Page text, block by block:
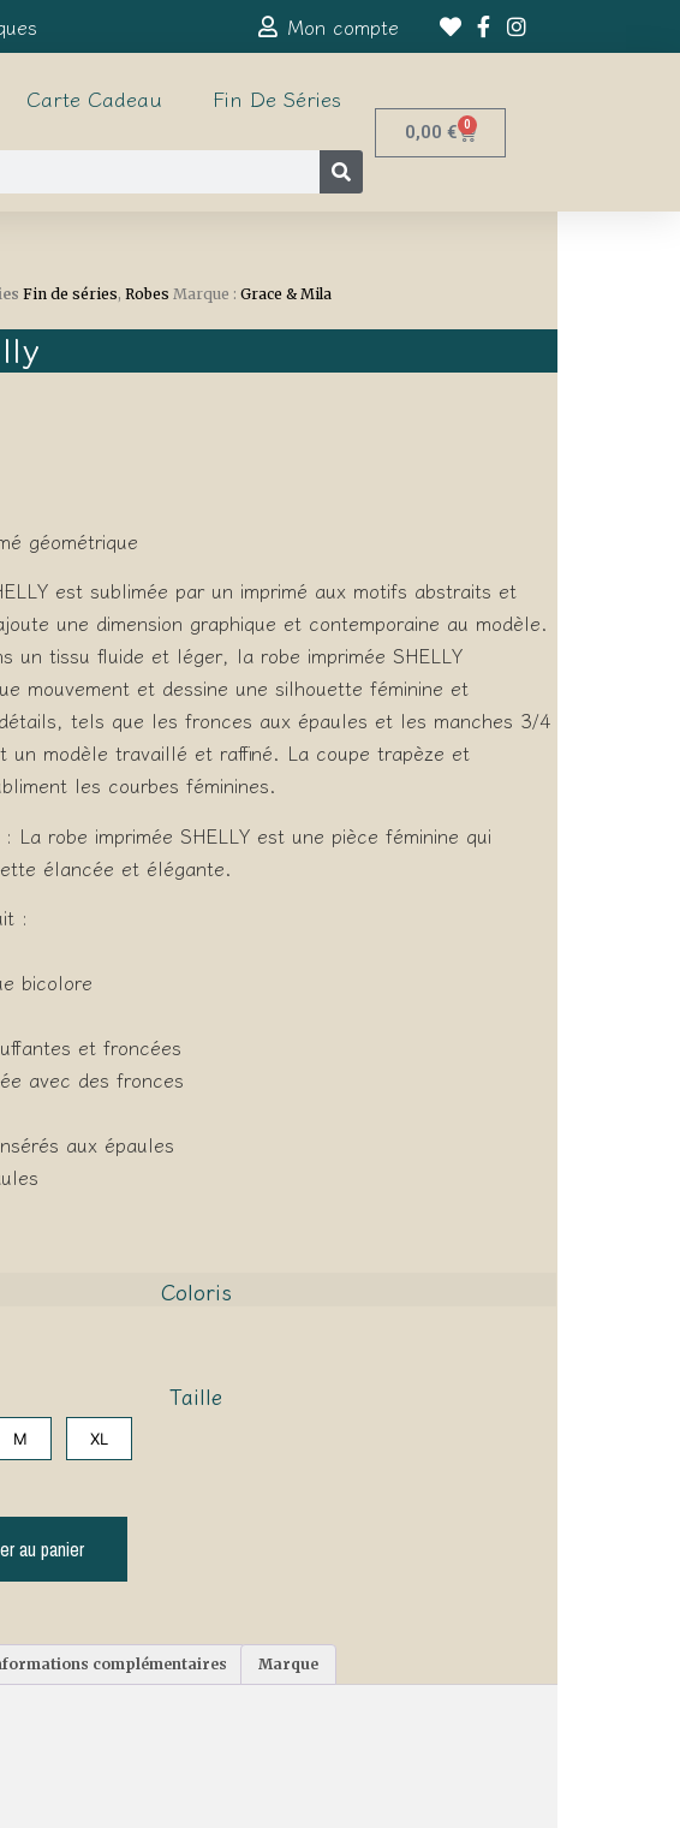
Mon compte
Carte Cadeau Fin De Séries
0,00 € 0
Fin de séries, Robes Marque : Grace & Mila
géométrique
est sublimée par un imprimé aux motifs abstraits et
une dimension graphique et contemporaine au modèle.
un tissu fluide et léger, la robe imprimée SHELLY
mouvement et dessine une silhouette féminine et
tels que les fronces aux épaules et les manches 3/4
un modèle travaillé et raffiné. La coupe trapèze et
les courbes féminines.
La robe imprimée SHELLY est une pièce féminine qui
élancée et élégante.
:
bicolore
et froncées
avec des fronces
aux épaules
Coloris
Taille
M XL
au panier
complémentaires Marque